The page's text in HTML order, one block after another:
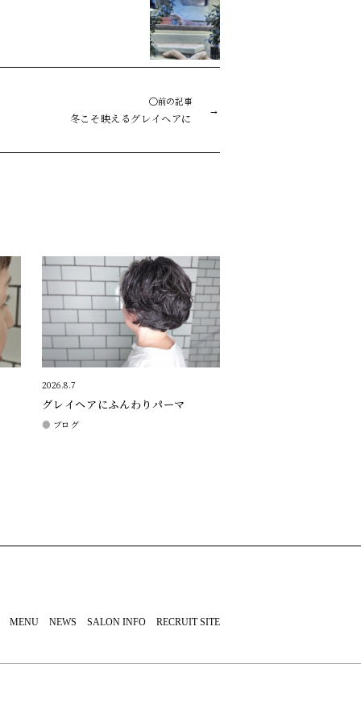
◯前の記事
冬こそ映えるグレイヘアに
2026.8.7
グレイヘアにふんわりパーマ
ブログ
MENU NEWS SALON INFO RECRUIT SITE